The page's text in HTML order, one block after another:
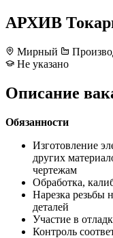
АРХИВ
Мирный
Не указано
Описание
Обязанности
Изготовление
других
чертежам
Обработка,
Нарезка резьбы
деталей
Участие в
Контроль